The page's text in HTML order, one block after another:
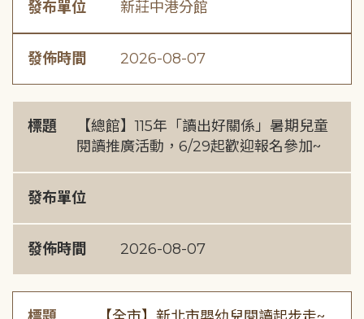
發布單位 新莊中港分館
發佈時間 2026-08-07
標題
【總館】115年「讀出好關係」暑期兒童
閱讀推廣活動，6/29起歡迎報名參加~
發布單位
發佈時間 2026-08-07